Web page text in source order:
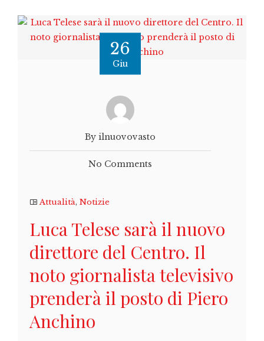
26
Giu
By ilnuovovasto
No Comments
Attualità, Notizie
Luca Telese sarà il nuovo
direttore del Centro. Il
noto giornalista televisivo
prenderà il posto di Piero
Anchino